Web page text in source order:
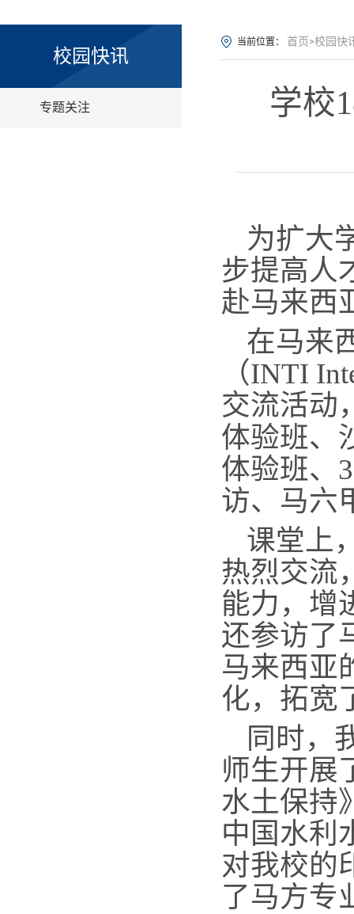
校园快讯
专题关注
当前位置： 首页>校园快
学校
为扩大
步提高人
赴马来西
在马来
（INTI
交流活动
体验班、
体验班、
访、马六
课堂上
热烈交流
能力，增
还参访了
马来西亚
化，拓宽
同时，
师生开展
水土保持
中国水利
对我校的
了马方专